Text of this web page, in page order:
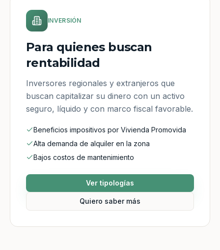
INVERSIÓN
Para quienes buscan
rentabilidad
Inversores regionales y extranjeros que
buscan capitalizar su dinero con un activo
seguro, líquido y con marco fiscal favorable.
Beneficios impositivos por Vivienda Promovida
Alta demanda de alquiler en la zona
Bajos costos de mantenimiento
Ver tipologías
Quiero saber más